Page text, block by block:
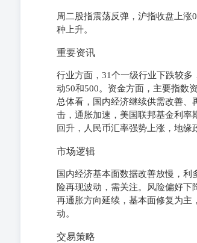
周二股指震荡反弹，沪指收盘上
种上升。
重要资讯
行业方面，31个一级行业下跌较
动50和500。资金方面，主要指数
总体看，国内经济继续供需改善
击，通胀加速，美国联邦基金利
回升，人民币汇率强势上涨，地缘
市场逻辑
国内经济基本面数据改善放慢，
险再现波动，需关注。风险偏好下
再通胀方向延续，基本面修复为主
动。
交易策略